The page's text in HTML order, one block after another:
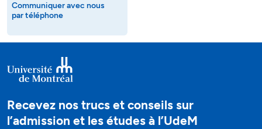
Communiquer avec nous
par téléphone
Recevez nos trucs et conseils sur
l’admission et les études à l’UdeM